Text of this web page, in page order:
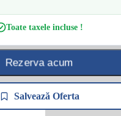
Toate taxele incluse !
Rezerva acum
Salvează Oferta